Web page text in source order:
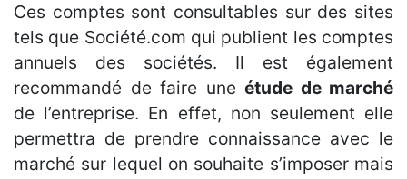
Ces comptes sont consultables sur des sites
tels que Société.com qui publient les comptes
annuels des sociétés. Il est également
recommandé de faire une étude de marché
de l’entreprise. En effet, non seulement elle
permettra de prendre connaissance avec le
marché sur lequel on souhaite s’imposer mais